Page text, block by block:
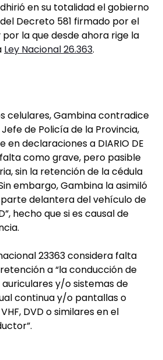
en su totalidad el gobierno
Decreto 581 firmado por el
la que desde ahora rige la
Ley Nacional 26.363.
celulares, Gambina contradice
de Policía de la Provincia,
en declaraciones a DIARIO DE
como grave, pero pasible
sin la retención de la cédula
embargo, Gambina la asimiló
parte delantera del vehículo de
hecho que si es causal de
23363 considera falta
a “la conducción de
y/o sistemas de
continua y/o pantallas o
DVD o similares en el